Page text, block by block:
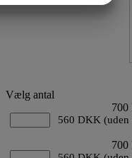
Vælg antal
560 DKK (uden